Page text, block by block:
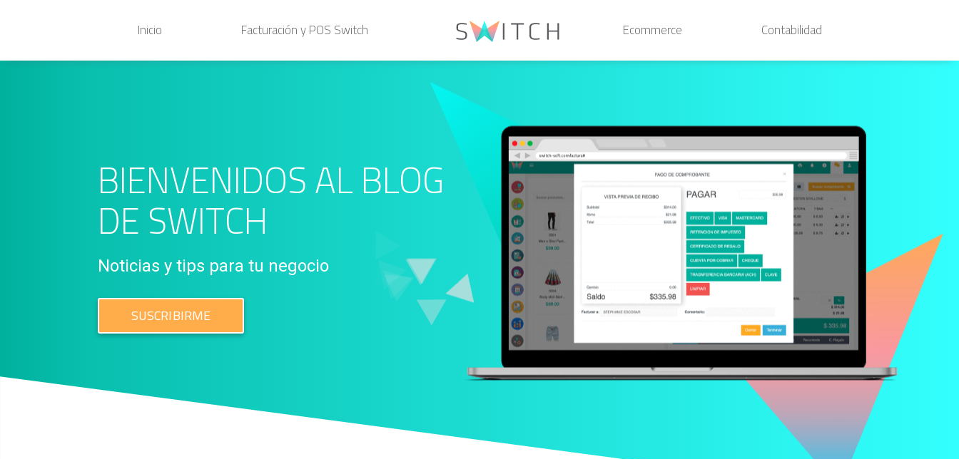
Inicio Facturación y POS Switch Ecommerce Contabilidad
BIENVENIDOS AL BLOG
DE SWITCH
Noticias y tips para tu negocio
SUSCRIBIRME